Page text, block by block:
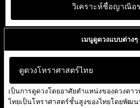
วิเคราะห์ชื่อญาณิอร
เมนูดูดวงแบบต่างๆ
ดูดวงโหราศาสตร์ไทย
เป็นการดูดวงโดยอาศัยตำแหน่งของดวงดา
ไทยเป็นโหราศาสตร์ชั้นสูงของไทยโดยพัฒน